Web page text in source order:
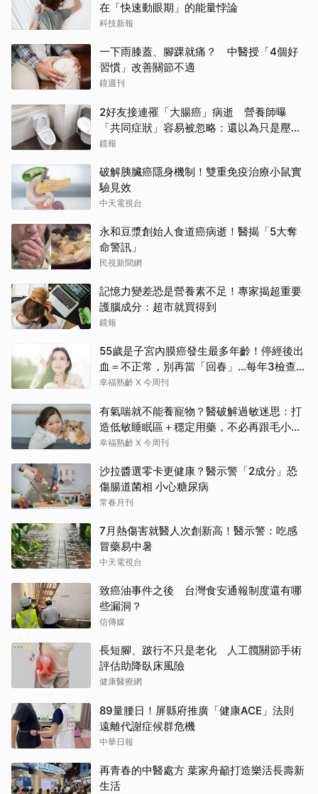
在「快速動眼期」的能量悖論
科技新報
一下雨膝蓋、腳踝就痛？ 中醫授「4個好
習慣」改善關節不適
鏡週刊
2好友接連罹「大腸癌」病逝 營養師曝
「共同症狀」容易被忽略：還以為只是壓力
大
鏡報
破解胰臟癌隱身機制！雙重免疫治療小鼠實
驗見效
中天電視台
永和豆漿創始人食道癌病逝！醫揭「5大奪
命警訊」
民視新聞網
記憶力變差恐是營養素不足！專家揭超重要
護腦成分：超市就買得到
鏡報
55歲是子宮內膜癌發生最多年齡！停經後出
血＝不正常，別再當「回春」…每年3檢查保
命：早期治癒率達9成5
幸福熟齡 X 今周刊
有氣喘就不能養寵物？醫破解過敏迷思：打
造低敏睡眠區＋穩定用藥，不必再跟毛小孩
分離
幸福熟齡 X 今周刊
沙拉醬選零卡更健康？醫示警「2成分」恐
傷腸道菌相 小心糖尿病
常春月刊
7月熱傷害就醫人次創新高！醫示警：吃感
冒藥易中暑
中天電視台
致癌油事件之後 台灣食安通報制度還有哪
些漏洞？
信傳媒
長短腳、跛行不只是老化 人工髖關節手術
評估助降臥床風險
健康醫療網
89量腰日！屏縣府推廣「健康ACE」法則
遠離代謝症候群危機
中華日報
再青春的中醫處方 葉家舟籲打造樂活長壽新
生活